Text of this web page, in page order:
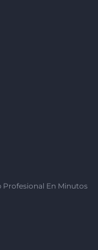
Profesional En Minutos